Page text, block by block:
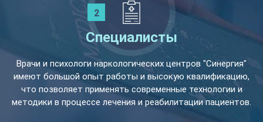
Специалисты
Врачи и психологи наркологических центров "Синергия"
имеют большой опыт работы и высокую квалификацию,
что позволяет применять современные технологии и
методики в процессе лечения и реабилитации пациентов.